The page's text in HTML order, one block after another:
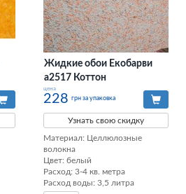
Жидкие обои Екобарви
а2517 Коттон
цена
228 грн за упаковка
Узнать свою скидку
Материал: Целлюлозные
волокна
Цвет: белый
Расход: 3-4 кв. метра
Расход воды: 3,5 литра